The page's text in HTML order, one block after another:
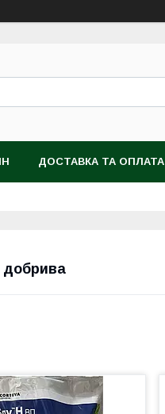
ДОСТАВКА ТА ОПЛАТА
добрива